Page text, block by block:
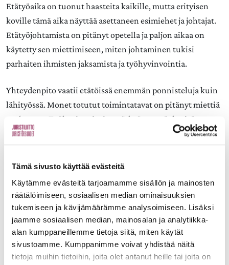
Tämä sivusto käyttää evästeitä
Käytämme evästeitä tarjoamamme sisällön ja mainosten
räätälöimiseen, sosiaalisen median ominaisuuksien
tukemiseen ja kävijämäärämme analysoimiseen. Lisäksi
jaamme sosiaalisen median, mainosalan ja analytiikka-
alan kumppaneillemme tietoja siitä, miten käytät
sivustoamme. Kumppanimme voivat yhdistää näitä
tietoja muihin tietoihin, joita olet antanut heille tai joita on
Etätyöaika on tuonut haasteita kaikille, mutta erityisen
koville tämä aika näyttää asettaneen esimiehet ja johtajat.
Etätyöjohtamista on pitänyt opetella ja paljon aikaa on
käytetty sen miettimiseen, miten johtaminen tukisi
parhaiten ihmisten jaksamista ja työhyvinvointia.
Yhteydenpito vaatii etätöissä enemmän ponnisteluja kuin
lähityössä. Monet totutut toimintatavat on pitänyt miettiä
uudestaan. Työhyvinvointi on tärkeä osa työyhteisön
johtamista. Huomiota on kiinnitetty paljon työyhteisön
jäsenten jaksamiseen ja siihen, miten esimiehet voivat tätä
tukea omalla toiminnallaan.
Esimiehen oma jaksaminen saattaa tässä keskustelusta
usein unohtua. Esimiesten oma työhyvinvointi on
kuitenkin ratkaisevassa asemassa myös työyhteisön
muiden jäsenten jaksamisen suhteen. Uupunut esimies
tuskin jaksaa tukea muita. Tärkeää on siis pitää huolta
myös esimiesten ja johtajien jaksamisesta.